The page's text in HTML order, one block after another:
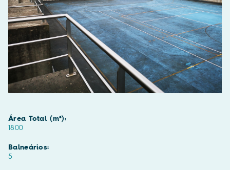
Área Total (m²):
1800
Balneários:
5